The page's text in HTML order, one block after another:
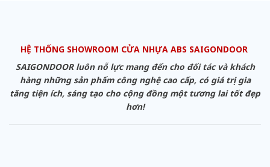
HỆ THỐNG SHOWROOM CỬA NHỰA ABS SAIGONDOOR
SAIGONDOOR luôn nỗ lực mang đến cho đối tác và khách
hàng những sản phẩm công nghệ cao cấp, có giá trị gia
tăng tiện ích, sáng tạo cho cộng đồng một tương lai tốt đẹp
hơn!